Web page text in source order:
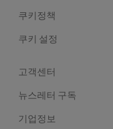
쿠키정책
쿠키 설정
고객센터
뉴스레터 구독
기업정보